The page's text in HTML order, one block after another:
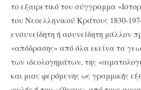
το εξαιρετικό του σύγγραμμα
του Νεοελληνικού Κράτους 1830-
ενσυνείδητη ή ασυνείδητη μάλλον
«απόδρασης» από όλα εκείνα τα
των ιδεολογημάτων, της
και μιας φερόμενης ως γραμμικής